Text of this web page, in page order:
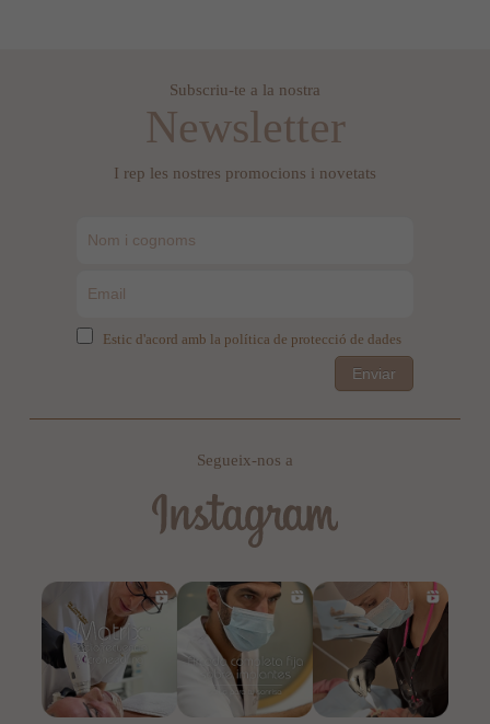
Subscriu-te a la nostra
Newsletter
I rep les nostres promocions i novetats
Estic d'acord amb la política de protecció de dades
Enviar
Segueix-nos a